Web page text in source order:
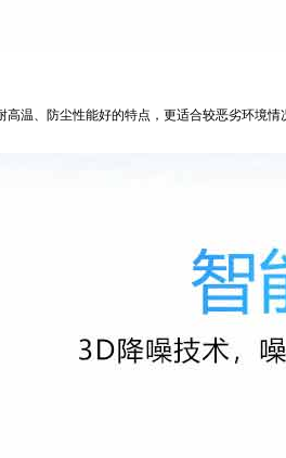
高温、防尘性能好的特点，更适合较恶劣环境